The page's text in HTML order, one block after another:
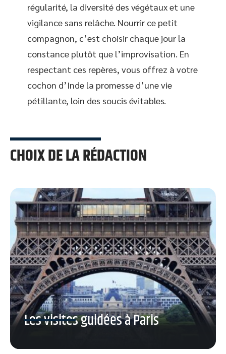
régularité, la diversité des végétaux et une
vigilance sans relâche. Nourrir ce petit
compagnon, c’est choisir chaque jour la
constance plutôt que l’improvisation. En
respectant ces repères, vous offrez à votre
cochon d’Inde la promesse d’une vie
pétillante, loin des soucis évitables.
CHOIX DE LA RÉDACTION
Les visites guidées à Paris